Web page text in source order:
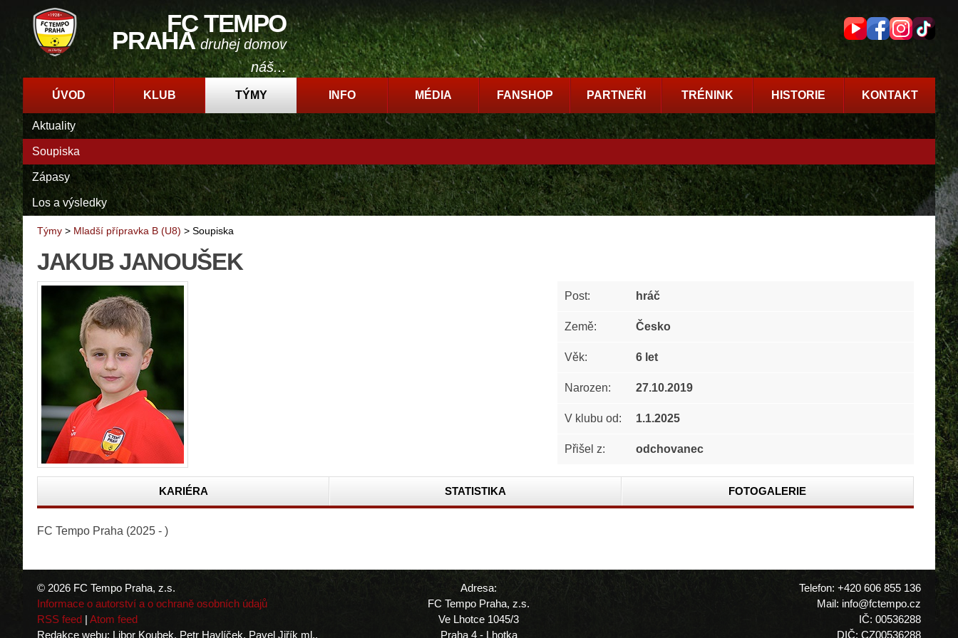
FC TEMPO
PRAHAdruhej domov
náš...
ÚVOD KLUB TÝMY INFO MÉDIA FANSHOP PARTNEŘI TRÉNINK HISTORIE KONTAKT
Aktuality
Soupiska
Zápasy
Los a výsledky
Týmy > Mladší přípravka B (U8) > Soupiska
JAKUB JANOUŠEK
Post: hráč
Země: Česko
Věk: 6 let
Narozen: 27.10.2019
V klubu od: 1.1.2025
Přišel z: odchovanec
KARIÉRA STATISTIKA FOTOGALERIE
FC Tempo Praha (2025 - )
© 2026 FC Tempo Praha, z.s.
Informace o autorství a o ochraně osobních údajů
RSS feed | Atom feed
Redakce webu: Libor Koubek, Petr Havlíček, Pavel Jiřík ml.,
Adresa:
FC Tempo Praha, z.s.
Ve Lhotce 1045/3
Praha 4 - Lhotka
Telefon: +420 606 855 136
Mail: info@fctempo.cz
IČ: 00536288
DIČ: CZ00536288